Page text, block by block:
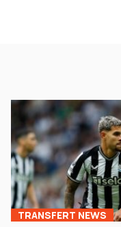
TRANSFERT NEWS